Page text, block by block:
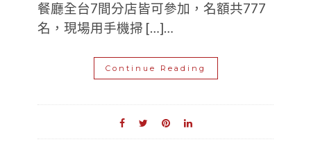
餐廳全台7間分店皆可參加，名額共777
名，現場用手機掃 […]…
Continue Reading